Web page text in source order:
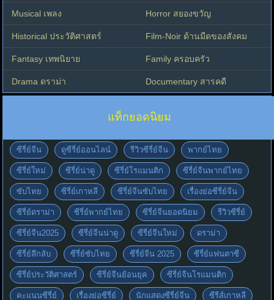
Musical เพลง Horror สยองขวัญ
Historical ประวัติศาสตร์ Film-Noir ด้านมืดของสังคม
Fantasy เทพนิยาย Family ครอบครัว
Drama ดราม่า Documentary สารคดี
แท็กยอดนิยม
ซีรี่ย์จีน ดูซีรี่ย์ออนไลน์ รีวิวซีรี่ย์จีน พากย์ไทย
ซีรี่ย์ใหม่ ซีรี่ย์น่าดู ซีรี่ย์โรแมนติก ซีรี่ย์จีนพากย์ไทย
ซับไทย ซีรี่ย์เกาหลี ซีรี่ย์จีนซับไทย เรื่องย่อซีรี่ย์จีน
ซีรี่ย์ดราม่า ซีรี่ย์พากย์ไทย ซีรี่ย์จีนยอดนิยม รีวิวซีรี่ย์
ซีรี่ย์จีน2025 ซีรี่ย์จีนน่าดู ซีรี่ย์จีนใหม่ ดราม่า
ซีรี่ย์ลึกลับ ซีรี่ย์ซับไทย ซีรี่ย์จีน 2025 ซีรี่ย์แฟนตาซี
ซีรี่ย์ประวัติศาสตร์ ซีรี่ย์จีนย้อนยุค ซีรี่ย์จีนโรแมนติก
คะแนนซีรี่ย์ เรื่องย่อซีรี่ย์ นักแสดงซีรี่ย์จีน ซีรีส์เกาหลี